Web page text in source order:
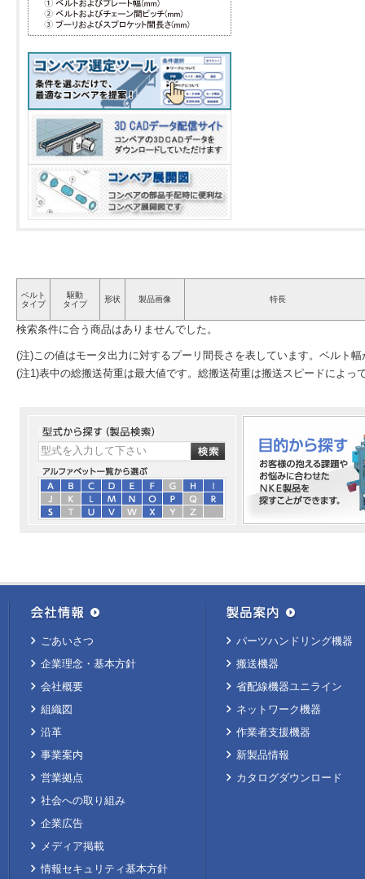
ベルト
タイプ
駆動
タイプ
形状 製品画像 特長
検索条件に合う商品はありませんでした。
(注)この値はモータ出力に対するプーリ間長さを表しています。ベルト
(注1)表中の総搬送荷重は最大値です。総搬送荷重は搬送スピードによっ
ごあいさつ
企業理念・基本方針
会社概要
組織図
沿革
事業案内
営業拠点
社会への取り組み
企業広告
メディア掲載
情報セキュリティ基本方針
パーツハンドリング機器
搬送機器
省配線機器ユニライン
ネットワーク機器
作業者支援機器
新製品情報
カタログダウンロード